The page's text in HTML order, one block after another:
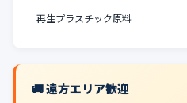
再生プラスチック原料
🚚 遠方エリア歓迎